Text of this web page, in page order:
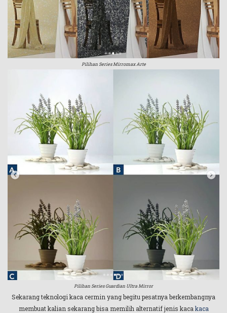
Pilihan Series Mirromax Arte
Pilihan Series Guardian Ultra Mirror
Sekarang teknologi kaca cermin yang begitu pesatnya berkembangnya
membuat kalian sekarang bisa memilih alternatif jenis kaca kaca